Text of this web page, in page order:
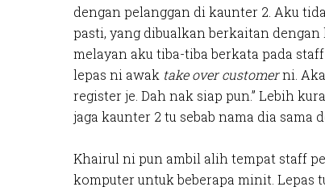
dengan pelanggan di kaunter 2. Aku
pasti, yang dibualkan berkaitan
melayan aku tiba-tiba berkata pada
lepas ni awak take over customerni.
register je. Dah nak siap pun.” Lebih
jaga kaunter 2 tu sebab nama dia sama
Khairul ni pun ambil alih tempat staff
komputer untuk beberapa minit. Lepas